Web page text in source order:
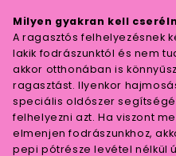
Milyen gyakran kell
A ragasztós felhelyezésnek
lakik fodrászunktól és nem
akkor otthonában is
ragasztást. Ilyenkor
speciális oldószer
felhelyezni azt. Ha viszont
elmenjen fodrászunkhoz,
pepi pótrésze levétel nélkül